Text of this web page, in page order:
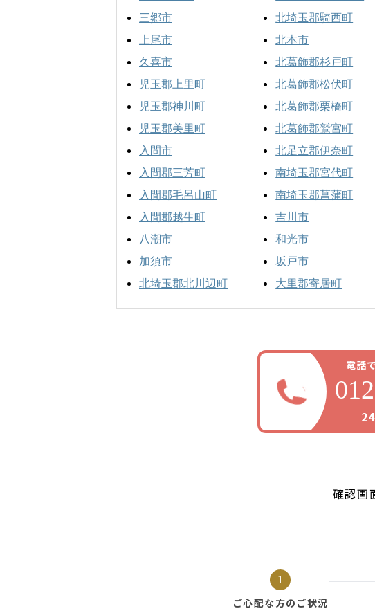
三郷市
上尾市
久喜市
児玉郡上里町
児玉郡神川町
児玉郡美里町
入間市
入間郡三芳町
入間郡毛呂山町
入間郡越生町
八潮市
加須市
北埼玉郡北川辺町
北埼玉郡騎西町
北本市
北葛飾郡杉戸町
北葛飾郡松伏町
北葛飾郡栗橋町
北葛飾郡鷲宮町
北足立郡伊奈町
南埼玉郡宮代町
南埼玉郡菖蒲町
吉川市
和光市
坂戸市
大里郡寄居町
電話
確認画
1
ご心配な方の ご状況